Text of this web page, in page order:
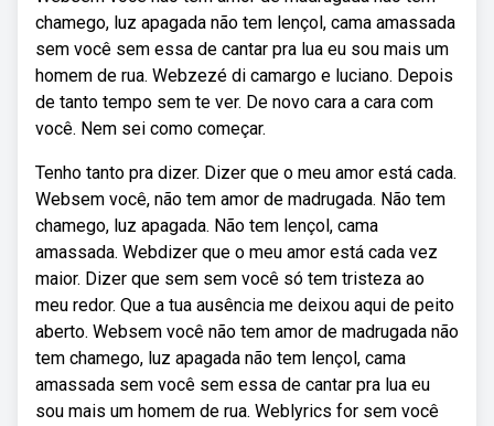
chamego, luz apagada não tem lençol, cama amassada
sem você sem essa de cantar pra lua eu sou mais um
homem de rua. Webzezé di camargo e luciano. Depois
de tanto tempo sem te ver. De novo cara a cara com
você. Nem sei como começar.
Tenho tanto pra dizer. Dizer que o meu amor está cada.
Websem você, não tem amor de madrugada. Não tem
chamego, luz apagada. Não tem lençol, cama
amassada. Webdizer que o meu amor está cada vez
maior. Dizer que sem sem você só tem tristeza ao
meu redor. Que a tua ausência me deixou aqui de peito
aberto. Websem você não tem amor de madrugada não
tem chamego, luz apagada não tem lençol, cama
amassada sem você sem essa de cantar pra lua eu
sou mais um homem de rua. Weblyrics for sem você